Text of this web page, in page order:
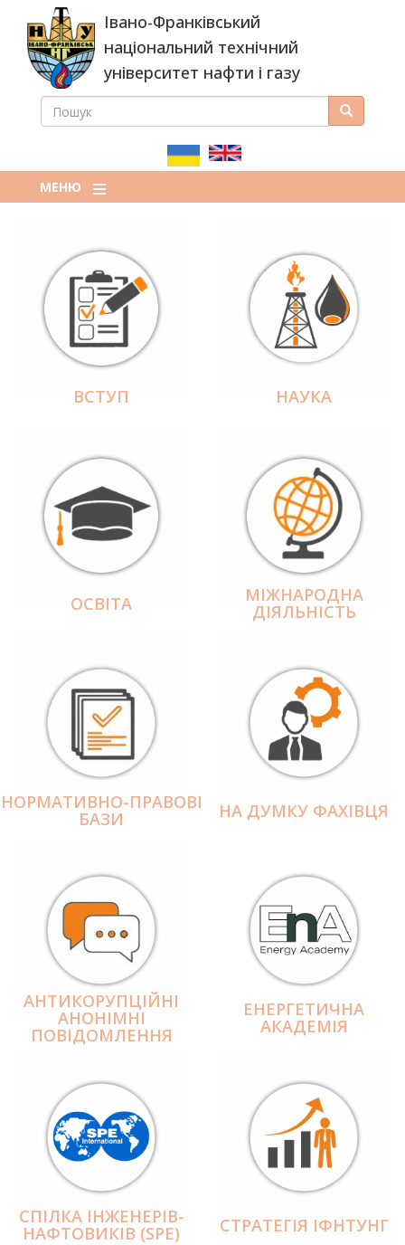
основного
вмісту
Івано-Франківський
національний технічний
університет нафти і газу
ПОШУКОВА
ПОШУК Пошук
МЕНЮ
ВСТУП НАУКА
ОСВІТА МІЖНАРОДНА
ДІЯЛЬНІCТЬ
НОРМАТИВНО-ПРАВОВІ
БАЗИ НА ДУМКУ ФАХІВЦЯ
АНТИКОРУПЦІЙНІ
АНОНІМНІ
ПОВІДОМЛЕННЯ
ЕНЕРГЕТИЧНА
АКАДЕМІЯ
СПІЛКА ІНЖЕНЕРІВ-
НАФТОВИКІВ (SPE) СТРАТЕГІЯ ІФНТУНГ